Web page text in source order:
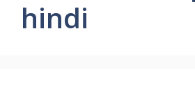
hindi